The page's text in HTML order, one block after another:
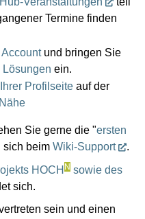
Termine finden
und bringen Sie
Lösungen ein.
Profilseiteauf der
Sie gerne die "ersten
sich beim Wiki-Support
.
HOCH N sowie des
sich.
sein und einen